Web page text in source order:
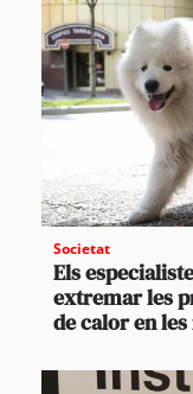
Societat
Els
extremar les
de calor en